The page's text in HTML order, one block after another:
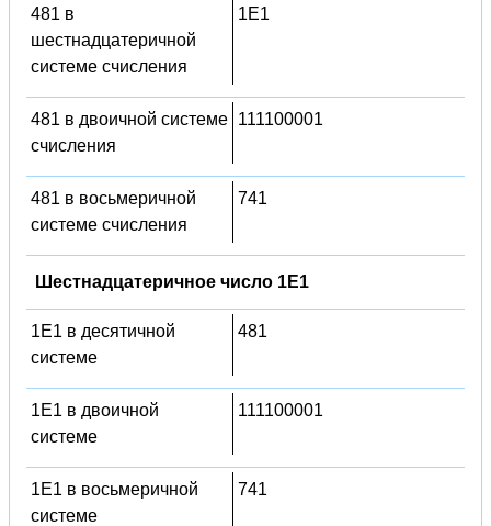
481 в
шестнадцатеричной
системе счисления
1E1
481 в двоичной системе
счисления
111100001
481 в восьмеричной
системе счисления
741
Шестнадцатеричное число 1E1
1E1 в десятичной
системе
481
1E1 в двоичной
системе
111100001
1E1 в восьмеричной
системе
741